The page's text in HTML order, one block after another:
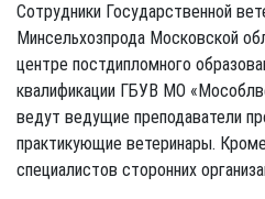
Сотрудники Государственной
Минсельхозпрода Московской
центре постдипломного
квалификации ГБУВ МО
ведут ведущие преподаватели
практикующие ветеринары.
специалистов сторонних